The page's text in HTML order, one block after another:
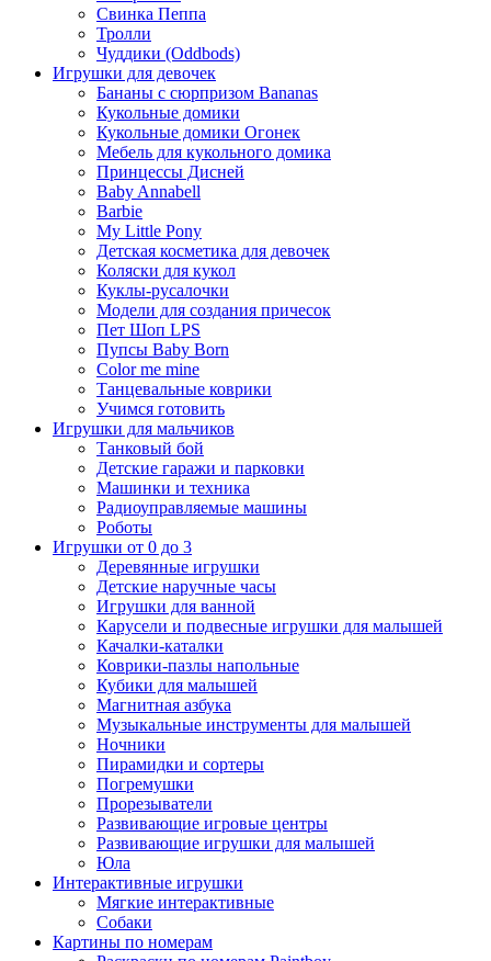
Свинка Пеппа
Тролли
Чуддики (Oddbods)
Игрушки для девочек
Бананы с сюрпризом Bananas
Кукольные домики
Кукольные домики Огонек
Мебель для кукольного домика
Принцессы Дисней
Baby Annabell
Barbie
My Little Pony
Детская косметика для девочек
Коляски для кукол
Куклы-русалочки
Модели для создания причесок
Пет Шоп LPS
Пупсы Baby Born
Сolor me mine
Танцевальные коврики
Учимся готовить
Игрушки для мальчиков
Танковый бой
Детские гаражи и парковки
Машинки и техника
Радиоуправляемые машины
Роботы
Игрушки от 0 до 3
Деревянные игрушки
Детские наручные часы
Игрушки для ванной
Карусели и подвесные игрушки для малышей
Качалки-каталки
Коврики-пазлы напольные
Кубики для малышей
Магнитная азбука
Музыкальные инструменты для малышей
Ночники
Пирамидки и сортеры
Погремушки
Прорезыватели
Развивающие игровые центры
Развивающие игрушки для малышей
Юла
Интерактивные игрушки
Мягкие интерактивные
Собаки
Картины по номерам